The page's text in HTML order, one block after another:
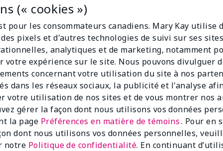
sans huile pour les yeux Mary
(« cookies »)
pour les consommateurs canadiens. Mary Kay utilise
pixels et d'autres technologies de suivi sur ses
analytiques et de marketing, notamment
votre expérience sur le site. Nous pouvons divulguer
concernant votre utilisation du site à nos
dans les réseaux sociaux, la publicité et l'analyse
votre utilisation de nos sites et de vous montrer nos
gérer la façon dont nous utilisons vos données
la page Préférences en matière de témoins. Pour en
dont nous utilisons vos données personnelles,
notre Politique de confidentialité. En continuant